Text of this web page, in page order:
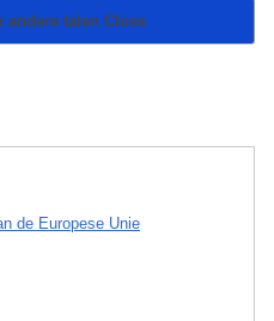
andere talen Close
de Europese Unie